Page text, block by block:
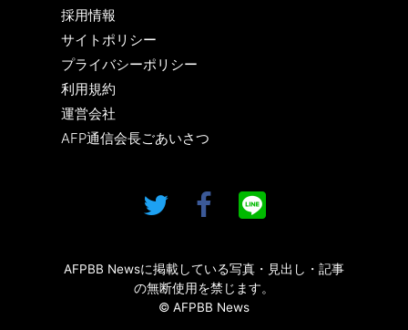
採用情報
サイトポリシー
プライバシーポリシー
利用規約
運営会社
AFP通信会長ごあいさつ
AFPBB Newsに掲載している写真・見出し・記事
の無断使用を禁じます。
© AFPBB News